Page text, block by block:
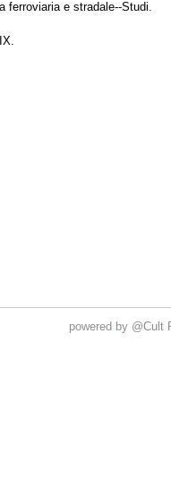
powered by @Cult